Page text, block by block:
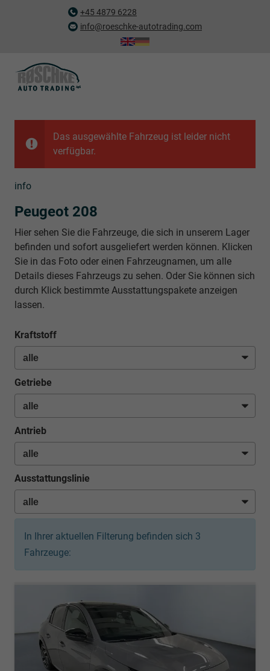
+45 4879 6228
info@roeschke-autotrading.com
Das ausgewählte Fahrzeug ist leider nicht
verfügbar.
info
Peugeot 208
Hier sehen Sie die Fahrzeuge, die sich in unserem Lager
befinden und sofort ausgeliefert werden können. Klicken
Sie in das Foto oder einen Fahrzeugnamen, um alle
Details dieses Fahrzeugs zu sehen. Oder Sie können sich
durch Klick bestimmte Ausstattungspakete anzeigen
lassen.
Kraftstoff
Getriebe
Antrieb
Ausstattungslinie
In Ihrer aktuellen Filterung befinden sich 3
Fahrzeuge: